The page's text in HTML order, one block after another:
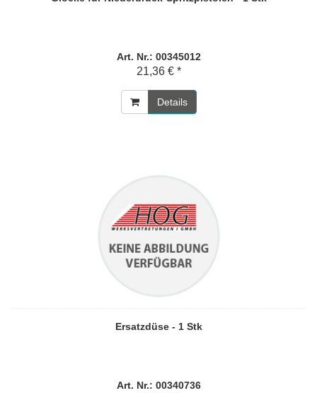
Art. Nr.: 00345012
21,36 € *
Details
Ersatzdüse - 1 Stk
Art. Nr.: 00340736